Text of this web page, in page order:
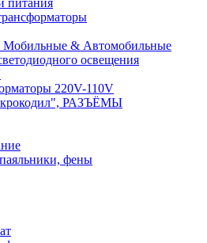
питания
Мобильные & Автомобильные
освещения
220V-110V
РАЗЪЁМЫ
фены